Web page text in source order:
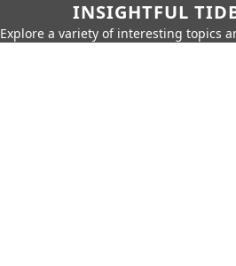
INSIGHTFUL
Explore a variety of interesting topics